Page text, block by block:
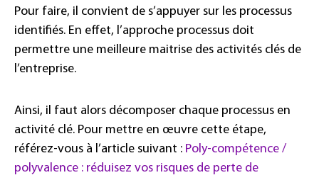
Pour faire, il convient de s’appuyer sur les processus
identifiés. En effet, l’approche processus doit
permettre une meilleure maitrise des activités clés de
l’entreprise.
Ainsi, il faut alors décomposer chaque processus en
activité clé. Pour mettre en œuvre cette étape,
référez-vous à l’article suivant : Poly-compétence /
polyvalence : réduisez vos risques de perte de